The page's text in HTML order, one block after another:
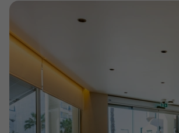
topatlantico@topatlantico.com